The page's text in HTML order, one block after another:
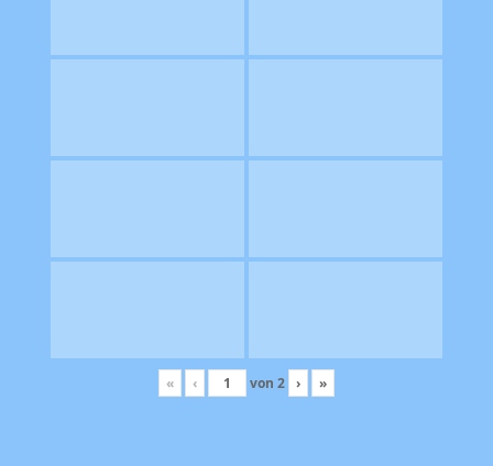
« ‹ von 2 › »